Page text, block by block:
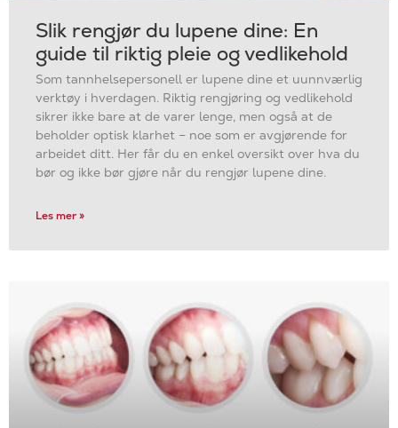
Slik rengjør du lupene dine: En
guide til riktig pleie og vedlikehold
Som tannhelsepersonell er lupene dine et uunnværlig
verktøy i hverdagen. Riktig rengjøring og vedlikehold
sikrer ikke bare at de varer lenge, men også at de
beholder optisk klarhet – noe som er avgjørende for
arbeidet ditt. Her får du en enkel oversikt over hva du
bør og ikke bør gjøre når du rengjør lupene dine.
Les mer »